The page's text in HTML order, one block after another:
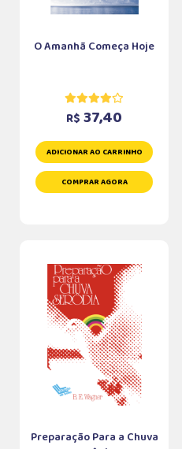
O Amanhã Começa Hoje
R$ 37,40
ADICIONAR AO CARRINHO
COMPRAR AGORA
Preparação Para a Chuva